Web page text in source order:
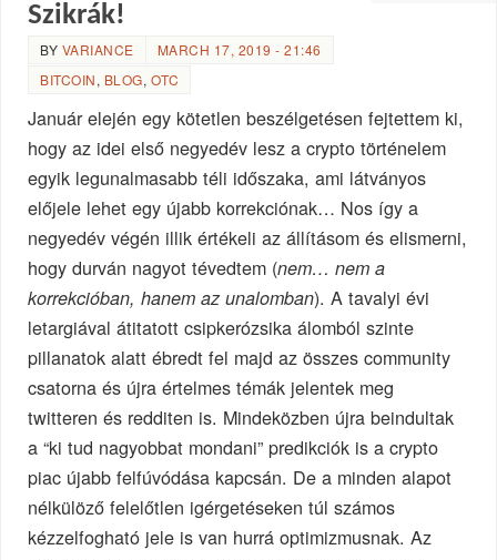
Szikrák!
BY VARIANCE
MARCH 17, 2019 - 21:46
BITCOIN, BLOG, OTC
Január elején egy kötetlen beszélgetésen fejtettem ki,
hogy az idei első negyedév lesz a crypto történelem
egyik legunalmasabb téli időszaka, ami látványos
előjele lehet egy újabb korrekciónak… Nos így a
negyedév végén illik értékeli az állításom és elismerni,
hogy durván nagyot tévedtem (nem… nem a
korrekcióban, hanem az unalomban). A tavalyi évi
letargiával átitatott csipkerózsika álomból szinte
pillanatok alatt ébredt fel majd az összes community
csatorna és újra értelmes témák jelentek meg
twitteren és redditen is. Mindeközben újra beindultak
a “ki tud nagyobbat mondani” predikciók is a crypto
piac újabb felfúvódása kapcsán. De a minden alapot
nélkülöző felelőtlen igérgetéseken túl számos
kézzelfogható jele is van hurrá optimizmusnak. Az